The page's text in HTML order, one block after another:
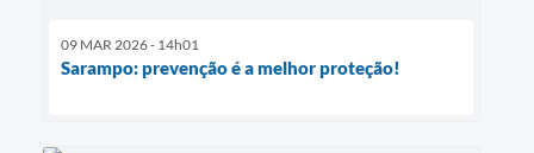
09 MAR 2026 - 14h01
Sarampo: prevenção é a melhor proteção!